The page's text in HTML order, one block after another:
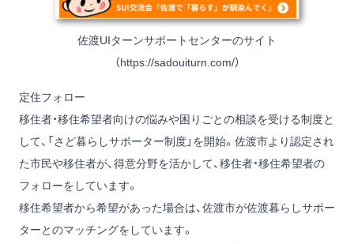
佐渡UIターンサポートセンターのサイト
（https://sadouiturn.com/）
定住フォロー
移住者・移住希望者向けの悩みや困りごとの相談を受ける制度と
して、「さど暮らしサポーター制度」を開始。佐渡市より認定され
た市民や移住者が、得意分野を活かして、移住者・移住希望者の
フォローをしています。
移住希望者から希望があった場合は、佐渡市が佐渡暮らしサポー
ターとのマッチングをしています。